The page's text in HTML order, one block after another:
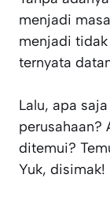
menjadi
menjadi
ternyata
Lalu, apa
perusahaan?
ditemui?
Yuk, disimak!